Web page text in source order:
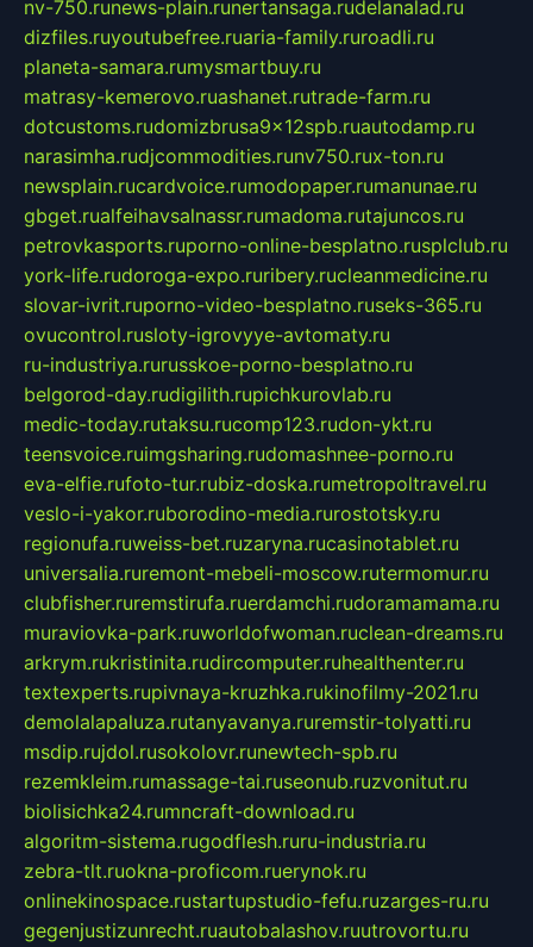
nv-750.runews-plain.runertansaga.rudelanalad.ru
dizfiles.ruyoutubefree.ruaria-family.ruroadli.ru
planeta-samara.rumysmartbuy.ru
matrasy-kemerovo.ruashanet.rutrade-farm.ru
dotcustoms.rudomizbrusa9x12spb.ruautodamp.ru
narasimha.rudjcommodities.runv750.rux-ton.ru
newsplain.rucardvoice.rumodopaper.rumanunae.ru
gbget.rualfeihavsalnassr.rumadoma.rutajuncos.ru
petrovkasports.ruporno-online-besplatno.rusplclub.ru
york-life.rudoroga-expo.ruribery.rucleanmedicine.ru
slovar-ivrit.ruporno-video-besplatno.ruseks-365.ru
ovucontrol.rusloty-igrovyye-avtomaty.ru
ru-industriya.rurusskoe-porno-besplatno.ru
belgorod-day.rudigilith.rupichkurovlab.ru
medic-today.rutaksu.rucomp123.rudon-ykt.ru
teensvoice.ruimgsharing.rudomashnee-porno.ru
eva-elfie.rufoto-tur.rubiz-doska.rumetropoltravel.ru
veslo-i-yakor.ruborodino-media.rurostotsky.ru
regionufa.ruweiss-bet.ruzaryna.rucasinotablet.ru
universalia.ruremont-mebeli-moscow.rutermomur.ru
clubfisher.ruremstirufa.ruerdamchi.rudoramamama.ru
muraviovka-park.ruworldofwoman.ruclean-dreams.ru
arkrym.rukristinita.rudircomputer.ruhealthenter.ru
textexperts.rupivnaya-kruzhka.rukinofilmy-2021.ru
demolalapaluza.rutanyavanya.ruremstir-tolyatti.ru
msdip.rujdol.rusokolovr.runewtech-spb.ru
rezemkleim.rumassage-tai.ruseonub.ruzvonitut.ru
biolisichka24.rumncraft-download.ru
algoritm-sistema.rugodflesh.ruru-industria.ru
zebra-tlt.ruokna-proficom.ruerynok.ru
onlinekinospace.rustartupstudio-fefu.ruzarges-ru.ru
gegenjustizunrecht.ruautobalashov.ruutrovortu.ru